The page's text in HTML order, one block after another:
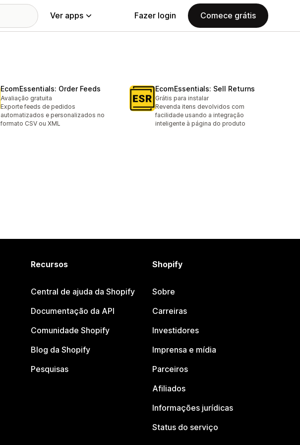
Ver apps Fazer login Comece grátis
EcomEssentials: Order Feeds
Avaliação gratuita
Exporte feeds de pedidos
automatizados e personalizados no
formato CSV ou XML
EcomEssentials: Sell Returns
Grátis para instalar
Revenda itens devolvidos com
facilidade usando a integração
inteligente à página do produto
Recursos
Central de ajuda da Shopify
Documentação da API
Comunidade Shopify
Blog da Shopify
Pesquisas
Shopify
Sobre
Carreiras
Investidores
Imprensa e mídia
Parceiros
Afiliados
Informações jurídicas
Status do serviço